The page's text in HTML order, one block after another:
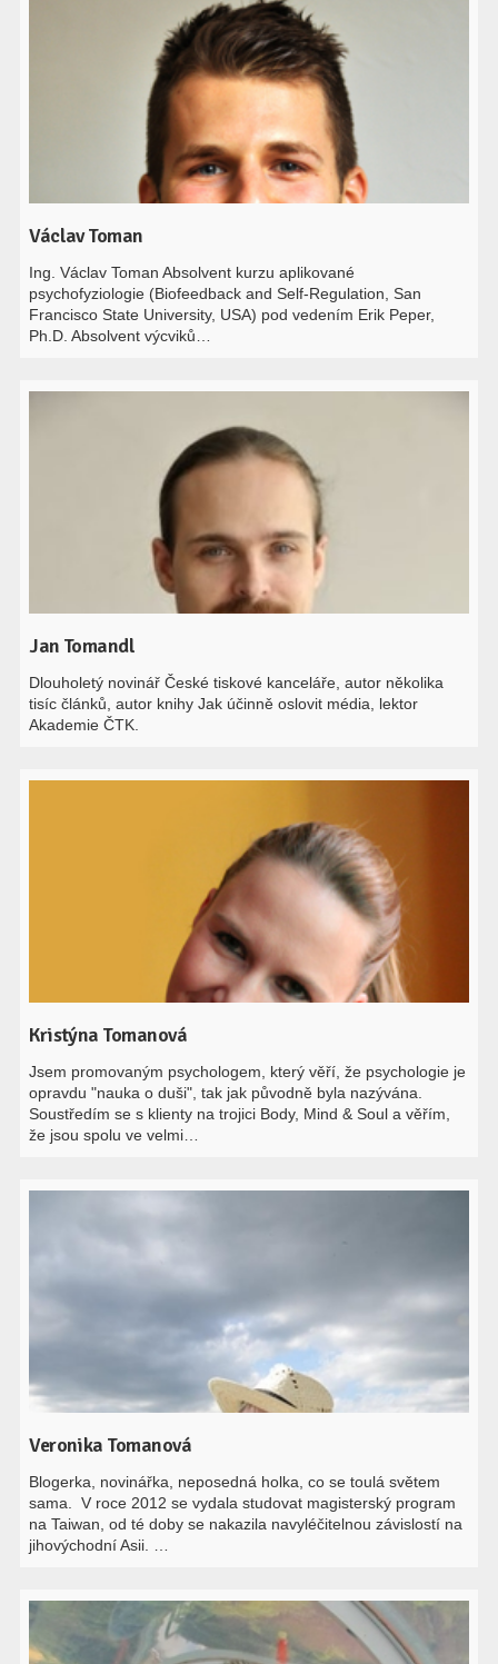
Václav Toman
Ing. Václav Toman Absolvent kurzu aplikované
psychofyziologie (Biofeedback and Self-Regulation, San
Francisco State University, USA) pod vedením Erik Peper,
Ph.D. Absolvent výcviků…
Jan Tomandl
Dlouholetý novinář České tiskové kanceláře, autor několika
tisíc článků, autor knihy Jak účinně oslovit média, lektor
Akademie ČTK.
Kristýna Tomanová
Jsem promovaným psychologem, který věří, že psychologie je
opravdu "nauka o duši", tak jak původně byla nazývána.
Soustředím se s klienty na trojici Body, Mind & Soul a věřím,
že jsou spolu ve velmi…
Veronika Tomanová
Blogerka, novinářka, neposedná holka, co se toulá světem
sama. V roce 2012 se vydala studovat magisterský program
na Taiwan, od té doby se nakazila navyléčitelnou závislostí na
jihovýchodní Asii. …